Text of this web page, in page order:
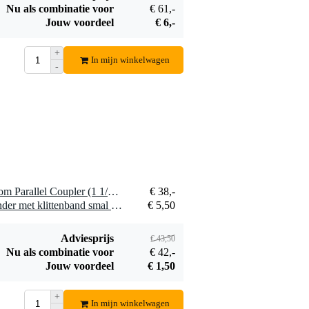
Ayra DMX
€ 5,50
Bestel mee
Nu als combinatie voor
€ 61,-
Jouw voordeel
€ 6,-
+
-
In mijn winkelwagen
1 x Doughty T5881501 Atom Parallel Coupler (1 1/4'') Black
€ 38,-
1 x Innox Snap 27 kabelbinder met klittenband smal zwart (10 stuks)
€ 5,50
Adviesprijs € 43,50
Nu als combinatie voor
€ 42,-
Jouw voordeel
€ 1,50
+
In mijn winkelwagen